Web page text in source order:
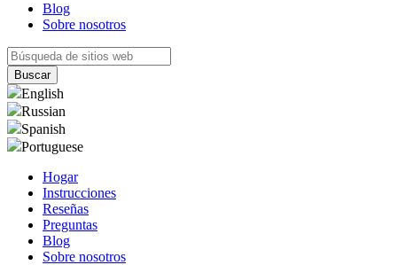
Blog
Sobre nosotros
English
Russian
Spanish
Portuguese
Hogar
Instrucciones
Reseñas
Preguntas
Blog
Sobre nosotros